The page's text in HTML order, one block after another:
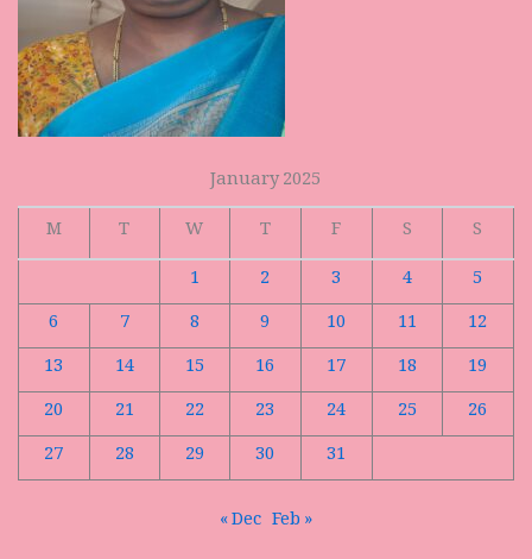
January 2025
M
T W T F S
S
1
2 3 4
5
6
7 8 9 10 11
12
13
14 15 16 17 18
19
20
21 22 23 24 25
26
27
28 29 30 31
« Dec Feb »